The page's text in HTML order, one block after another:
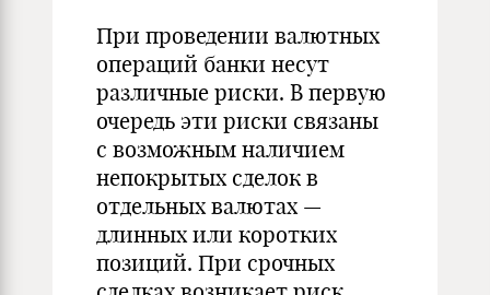
При проведении валютных
операций банки несут
различные риски. В первую
очередь эти риски связаны
с возможным наличием
непокрытых сделок в
отдельных валютах —
длинных или коротких
позиций. При срочных